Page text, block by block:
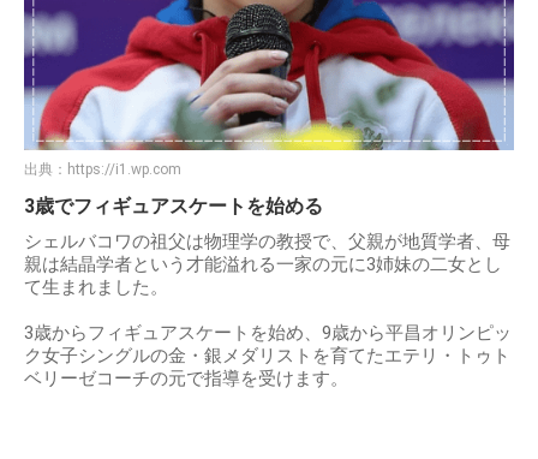
出典： https://i1.wp.com
3歳でフィギュアスケートを始める
シェルバコワの祖父は物理学の教授で、父親が地質学者、母
親は結晶学者という才能溢れる一家の元に3姉妹の二女とし
て生まれました。
3歳からフィギュアスケートを始め、9歳から平昌オリンピッ
ク女子シングルの金・銀メダリストを育てたエテリ・トゥト
ベリーゼコーチの元で指導を受けます。